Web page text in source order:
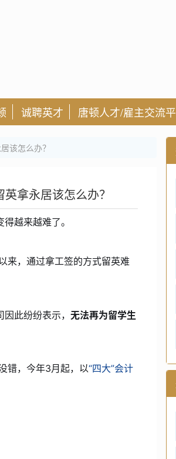
诚聘英才 唐顿人才/雇主交流
该怎么办？
拿永居该怎么办？
得越来越难了。
来，通过拿工签的方式留英难
此纷纷表示， 无法再为留学生
错，今年3月起，以“四大”会计